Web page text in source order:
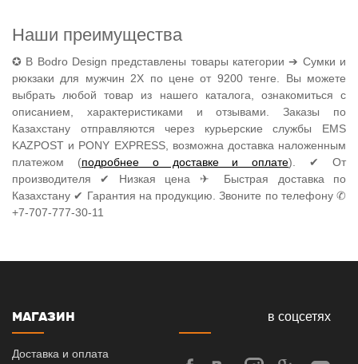
Наши преимущества
✪ В Bodro Design представлены товары категории ➔ Сумки и
рюкзаки для мужчин 2X по цене от 9200 тенге. Вы можете
выбрать любой товар из нашего каталога, ознакомиться с
описанием, характеристиками и отзывами. Заказы по
Казахстану отправляются через курьерские службы EMS
KAZPOST и PONY EXPRESS, возможна доставка наложенным
платежом (подробнее о доставке и оплате). ✔ От
производителя ✔ Низкая цена ✈ Быстрая доставка по
Казахстану ✔ Гарантия на продукцию. Звоните по телефону ✆
+7-707-777-30-11
в соцсетях
МАГАЗИН
Доставка и оплата